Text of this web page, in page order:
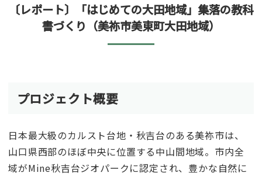
〔レポート〕「はじめての大田地域」集落の教科
書づくり（美祢市美東町大田地域）
プロジェクト概要
日本最大級のカルスト台地・秋吉台のある美祢市は、
山口県西部のほぼ中央に位置する中山間地域。市内全
域がMine秋吉台ジオパークに認定され、豊かな自然に